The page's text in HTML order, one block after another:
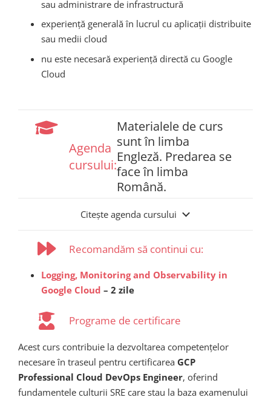
sau administrare de infrastructură
experiență generală în lucrul cu aplicații distribuite
sau medii cloud
nu este necesară experiență directă cu Google
Cloud
Agenda
cursului:
Materialele de curs
sunt în limba
Engleză. Predarea se
face în limba
Română.
Citește agenda cursului
Recomandăm să continui cu:
Logging, Monitoring and Observability in
Google Cloud – 2 zile
Programe de certificare
Acest curs contribuie la dezvoltarea competențelor
necesare în traseul pentru certificarea GCP
Professional Cloud DevOps Engineer, oferind
fundamentele culturii SRE care stau la baza examenului